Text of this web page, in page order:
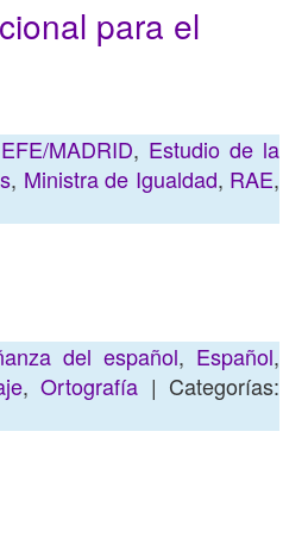
para el
EFE/MADRID, Estudio de la
, Ministra de Igualdad, RAE,
del español, Español,
,Ortografía | Categorías: